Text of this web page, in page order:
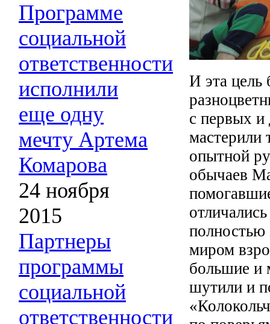
Программе
социальной
ответственности
исполнили
еще одну
мечту Артема
Комарова
24 ноября
2015
Партнеры
программы
социальной
ответственности
И эта цель
с первых и
мастерили
опытной
обычаев
полностью
миром
большие и
шутили и